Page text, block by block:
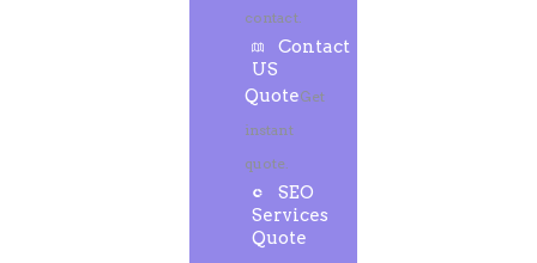
contact.
Contact
US
QuoteGet
instant
quote.
SEO
Services
Quote